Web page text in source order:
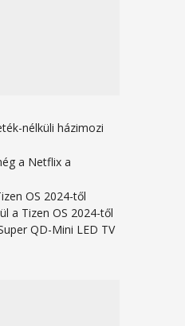
nélküli házimozi
a Netflix a
OS 2024-től
a Tizen OS 2024-től
QD-Mini LED TV